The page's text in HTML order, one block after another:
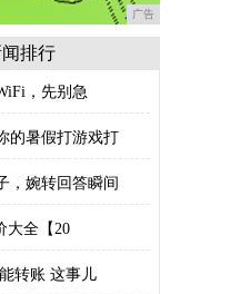
广告
排行
，先别急
的暑假打游戏打
，婉转回答瞬间
大全【20
转账 这事儿